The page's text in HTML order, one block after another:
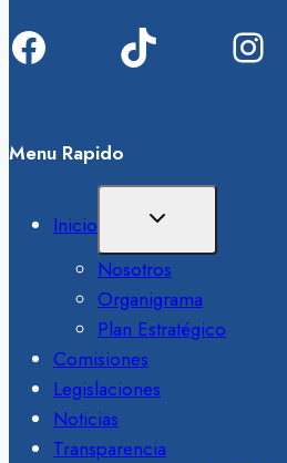
FacebookTikTok
Menu Rapido
Inicio Ampliar
Menú
Hijo
Nosotros
Organigrama
Plan Estratégico
Comisiones
Legislaciones
Noticias
Transparencia